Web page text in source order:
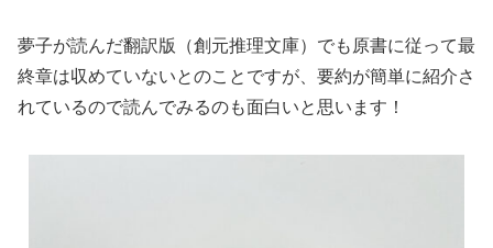
夢子が読んだ翻訳版（創元推理文庫）でも原書に従って最
終章は収めていないとのことですが、要約が簡単に紹介さ
れているので読んでみるのも面白いと思います！